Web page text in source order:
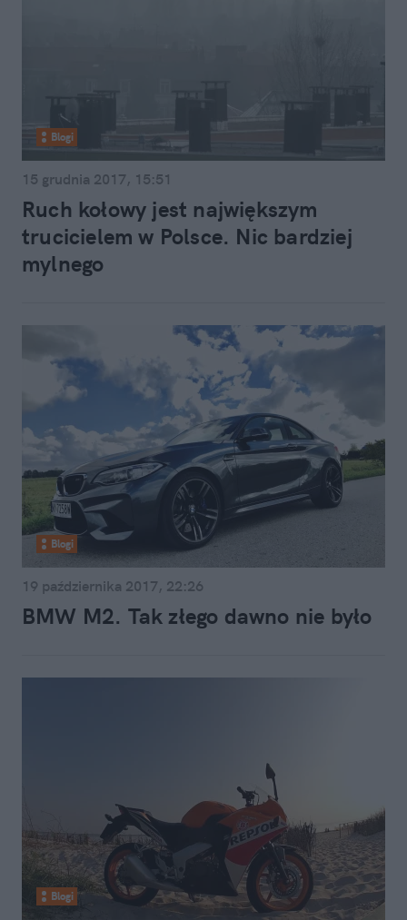
Blogi
15 grudnia 2017, 15:51
Ruch kołowy jest największym
trucicielem w Polsce. Nic bardziej
mylnego
Blogi
19 października 2017, 22:26
BMW M2. Tak złego dawno nie było
Blogi